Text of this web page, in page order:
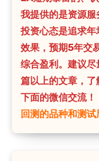
我提供的是资源
投资心态是追求
效果，预期5年交
综合盈利。建议
篇以上的文章，
下面的微信交流！
回测的品种和测试